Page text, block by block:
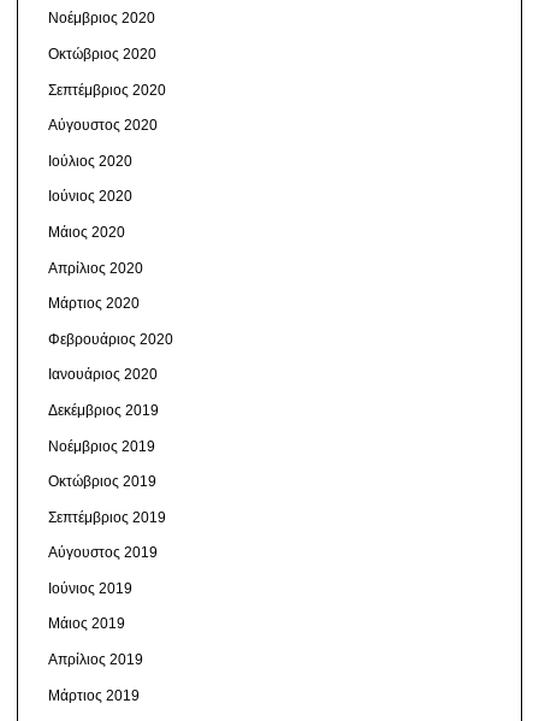
Νοέμβριος 2020
Οκτώβριος 2020
Σεπτέμβριος 2020
Αύγουστος 2020
Ιούλιος 2020
Ιούνιος 2020
Μάιος 2020
Απρίλιος 2020
Μάρτιος 2020
Φεβρουάριος 2020
Ιανουάριος 2020
Δεκέμβριος 2019
Νοέμβριος 2019
Οκτώβριος 2019
Σεπτέμβριος 2019
Αύγουστος 2019
Ιούνιος 2019
Μάιος 2019
Απρίλιος 2019
Μάρτιος 2019